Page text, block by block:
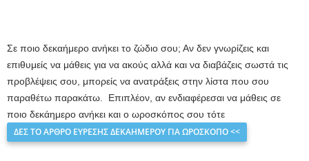
Σε ποιο δεκαήμερο ανήκει το ζώδιο σου; Αν δεν γνωρίζεις και
επιθυμείς να μάθεις για να ακούς αλλά και να διαβάζεις σωστά τις
προβλέψεις σου, μπορείς να ανατράξεις στην λίστα που σου
παραθέτω παρακάτω. Επιπλέον, αν ενδιαφέρεσαι να μάθεις σε
ποιο δεκάημερο ανήκει και ο ωροσκόπος σου τότε
ΔΕΣ ΤΟ ΑΡΘΡΟ ΕΥΡΕΣΗΣ ΔΕΚΑΗΜΕΡΟΥ ΓΙΑ ΩΡΟΣΚΟΠΟ <<